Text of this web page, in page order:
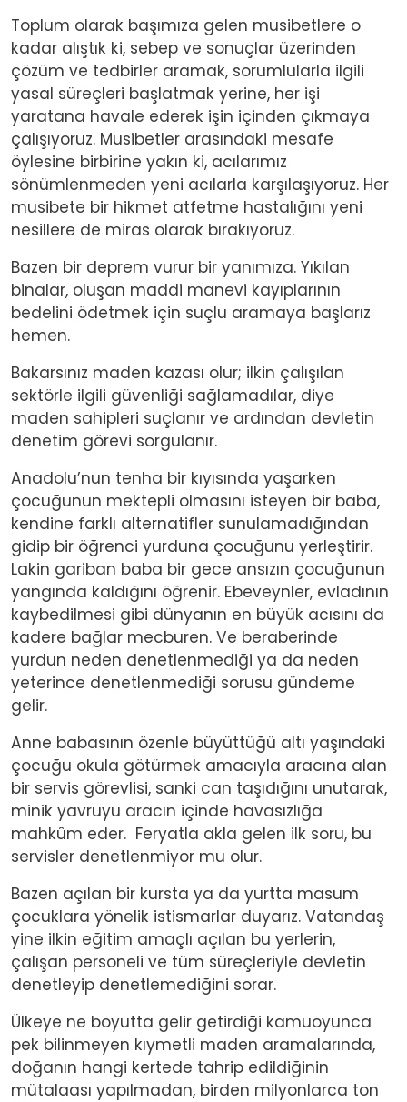
Toplum olarak başımıza gelen musibetlere o
kadar alıştık ki, sebep ve sonuçlar üzerinden
çözüm ve tedbirler aramak, sorumlularla ilgili
yasal süreçleri başlatmak yerine, her işi
yaratana havale ederek işin içinden çıkmaya
çalışıyoruz. Musibetler arasındaki mesafe
öylesine birbirine yakın ki, acılarımız
sönümlenmeden yeni acılarla karşılaşıyoruz. Her
musibete bir hikmet atfetme hastalığını yeni
nesillere de miras olarak bırakıyoruz.
Bazen bir deprem vurur bir yanımıza. Yıkılan
binalar, oluşan maddi manevi kayıplarının
bedelini ödetmek için suçlu aramaya başlarız
hemen.
Bakarsınız maden kazası olur; ilkin çalışılan
sektörle ilgili güvenliği sağlamadılar, diye
maden sahipleri suçlanır ve ardından devletin
denetim görevi sorgulanır.
Anadolu’nun tenha bir kıyısında yaşarken
çocuğunun mektepli olmasını isteyen bir baba,
kendine farklı alternatifler sunulamadığından
gidip bir öğrenci yurduna çocuğunu yerleştirir.
Lakin gariban baba bir gece ansızın çocuğunun
yangında kaldığını öğrenir. Ebeveynler, evladının
kaybedilmesi gibi dünyanın en büyük acısını da
kadere bağlar mecburen. Ve beraberinde
yurdun neden denetlenmediği ya da neden
yeterince denetlenmediği sorusu gündeme
gelir.
Anne babasının özenle büyüttüğü altı yaşındaki
çocuğu okula götürmek amacıyla aracına alan
bir servis görevlisi, sanki can taşıdığını unutarak,
minik yavruyu aracın içinde havasızlığa
mahkûm eder. Feryatla akla gelen ilk soru, bu
servisler denetlenmiyor mu olur.
Bazen açılan bir kursta ya da yurtta masum
çocuklara yönelik istismarlar duyarız. Vatandaş
yine ilkin eğitim amaçlı açılan bu yerlerin,
çalışan personeli ve tüm süreçleriyle devletin
denetleyip denetlemediğini sorar.
Ülkeye ne boyutta gelir getirdiği kamuoyunca
pek bilinmeyen kıymetli maden aramalarında,
doğanın hangi kertede tahrip edildiğinin
mütalaası yapılmadan, birden milyonlarca ton